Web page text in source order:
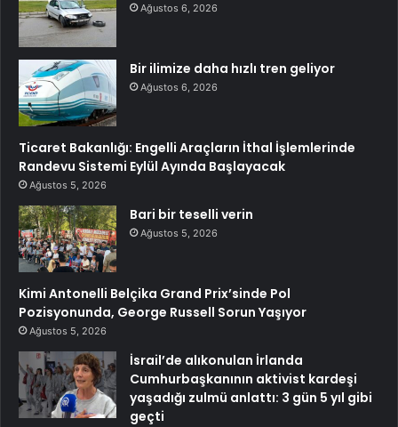
Ağustos 6, 2026
Bir ilimize daha hızlı tren geliyor
Ağustos 6, 2026
Ticaret Bakanlığı: Engelli Araçların İthal İşlemlerinde
Randevu Sistemi Eylül Ayında Başlayacak
Ağustos 5, 2026
Bari bir teselli verin
Ağustos 5, 2026
Kimi Antonelli Belçika Grand Prix’sinde Pol
Pozisyonunda, George Russell Sorun Yaşıyor
Ağustos 5, 2026
İsrail’de alıkonulan İrlanda
Cumhurbaşkanının aktivist kardeşi
yaşadığı zulmü anlattı: 3 gün 5 yıl gibi
geçti